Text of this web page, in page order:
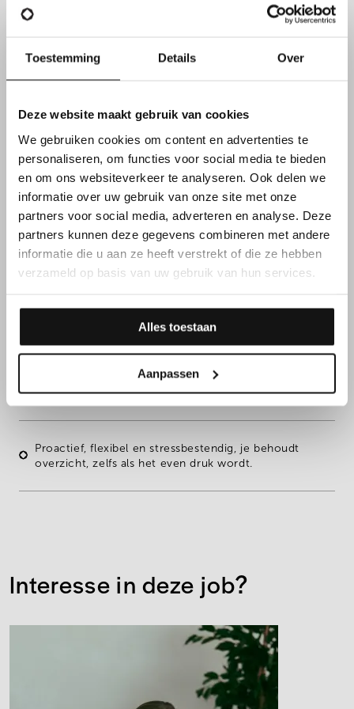
Toestemming Details Over
Deze website maakt gebruik van cookies
We gebruiken cookies om content en advertenties te
personaliseren, om functies voor social media te bieden
en om ons websiteverkeer te analyseren. Ook delen we
informatie over uw gebruik van onze site met onze
partners voor social media, adverteren en analyse. Deze
partners kunnen deze gegevens combineren met andere
informatie die u aan ze heeft verstrekt of die ze hebben
verzameld op basis van uw gebruik van hun services.
Alles toestaan
Aanpassen
FUNCTIEVEREISTEN
Daarnaast overtuig je met
jouw kennen & kunnen
Taalsterkin Nederlands, Frans en Engels; kennis van
Italiaans of Spaans is mooi meegenomen.
Vlot metMS Office (vooral Excel),cijfers en
planningen hebben voor jou geen geheimen.
Commercieel en klantgericht, een echte
solverdie graag puzzelt tot alles perfect in elkaar past.
Proactief, flexibel en stressbestendig,
je behoudt
overzicht, zelfs als het even druk wordt.
Interesse in deze job?